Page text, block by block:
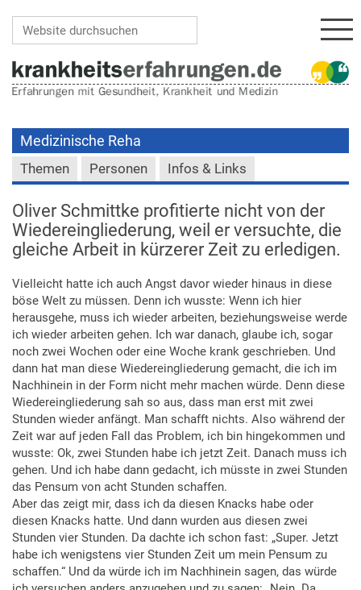
Medizinische Reha
Themen Personen Infos & Links
Oliver Schmittke profitierte nicht von der
Wiedereingliederung, weil er versuchte, die
gleiche Arbeit in kürzerer Zeit zu erledigen.
Vielleicht hatte ich auch Angst davor wieder hinaus in diese
böse Welt zu müssen. Denn ich wusste: Wenn ich hier
herausgehe, muss ich wieder arbeiten, beziehungsweise werde
ich wieder arbeiten gehen. Ich war danach, glaube ich, sogar
noch zwei Wochen oder eine Woche krank geschrieben. Und
dann hat man diese Wiedereingliederung gemacht, die ich im
Nachhinein in der Form nicht mehr machen würde. Denn diese
Wiedereingliederung sah so aus, dass man erst mit zwei
Stunden wieder anfängt. Man schafft nichts. Also während der
Zeit war auf jeden Fall das Problem, ich bin hingekommen und
wusste: Ok, zwei Stunden habe ich jetzt Zeit. Danach muss ich
gehen. Und ich habe dann gedacht, ich müsste in zwei Stunden
das Pensum von acht Stunden schaffen.
Aber das zeigt mir, dass ich da diesen Knacks habe oder
diesen Knacks hatte. Und dann wurden aus diesen zwei
Stunden vier Stunden. Da dachte ich schon fast: „Super. Jetzt
habe ich wenigstens vier Stunden Zeit um mein Pensum zu
schaffen.“ Und da würde ich im Nachhinein sagen, das würde